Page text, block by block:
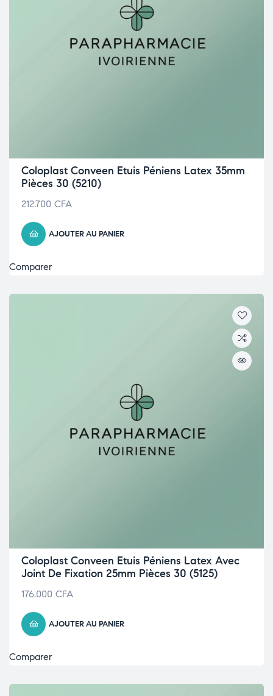
Coloplast Conveen Etuis Péniens Latex 35mm
Pièces 30 (5210)
212.700 CFA
AJOUTER AU PANIER
Comparer
Coloplast Conveen Etuis Péniens Latex Avec
Joint De Fixation 25mm Pièces 30 (5125)
176.000 CFA
AJOUTER AU PANIER
Comparer